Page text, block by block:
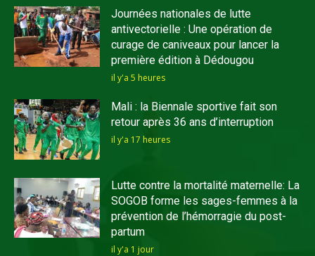
Journées nationales de lutte
antivectorielle : Une opération de
curage de caniveaux pour lancer la
première édition à Dédougou
il y'a 5 heures
Mali : la Biennale sportive fait son
retour après 36 ans d’interruption
il y'a 17 heures
Lutte contre la mortalité maternelle: La
SOGOB forme les sages-femmes à la
prévention de l’hémorragie du post-
partum
il y'a 1 jour